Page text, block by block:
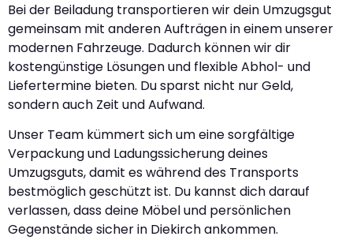
Bei der Beiladung transportieren wir dein Umzugsgut
gemeinsam mit anderen Aufträgen in einem unserer
modernen Fahrzeuge. Dadurch können wir dir
kostengünstige Lösungen und flexible Abhol- und
Liefertermine bieten. Du sparst nicht nur Geld,
sondern auch Zeit und Aufwand.
Unser Team kümmert sich um eine sorgfältige
Verpackung und Ladungssicherung deines
Umzugsguts, damit es während des Transports
bestmöglich geschützt ist. Du kannst dich darauf
verlassen, dass deine Möbel und persönlichen
Gegenstände sicher in Diekirch ankommen.